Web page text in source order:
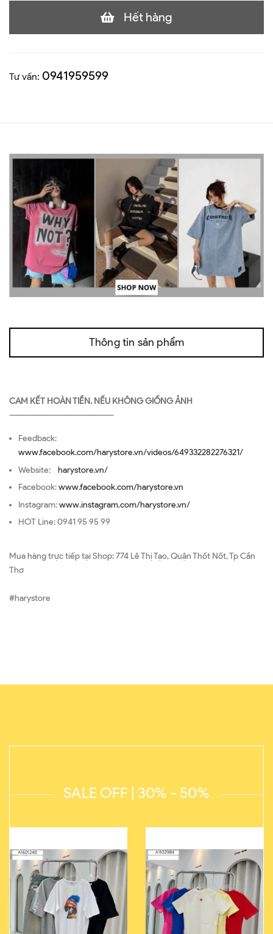
Hết hàng
Tư vấn: 0941959599
Thông tin sản phẩm
CAM KẾT HOÀN TIỀN. NẾU KHÔNG GIỐNG ẢNH
—————————————————
Feedback:
www.facebook.com/harystore.vn/videos/649332282276321/
Website: harystore.vn/
Facebook:www.facebook.com/harystore.vn
Instagram:www.instagram.com/harystore.vn/
HOT Line: 0941 95 95 99
Mua hàng trực tiếp tại Shop: 774 Lê Thị Tạo, Quận Thốt Nốt, Tp Cần
Thơ
#harystore
SALE OFF | 30% - 50%